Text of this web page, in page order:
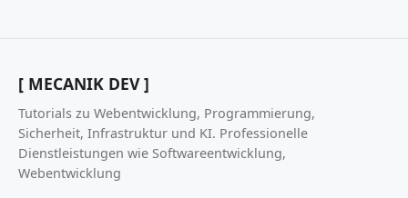
[ MECANIK DEV ]
Tutorials zu Webentwicklung, Programmierung,
Sicherheit, Infrastruktur und KI. Professionelle
Dienstleistungen wie Softwareentwicklung,
Webentwicklung